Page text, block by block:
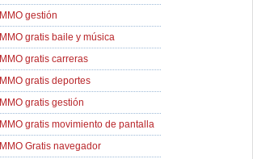
MMO gestión
MMO gratis baile y música
MMO gratis carreras
MMO gratis deportes
MMO gratis gestión
MMO gratis movimiento de pantalla
MMO Gratis navegador